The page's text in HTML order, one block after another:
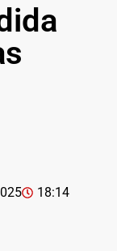
18:14